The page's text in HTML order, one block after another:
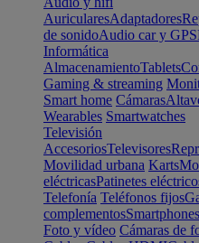
AuricularesAdaptadores
de sonidoAudio car y GPS
Informática
AlmacenamientoTablets
Gaming & streaming
Smart home Cámaras
Wearables Smartwatches
Televisión
AccesoriosTelevisores
Movilidad urbana Karts
eléctricasPatinetes
Telefonía Teléfonos fijos
complementosSmartphones
Foto y vídeo Cámaras de